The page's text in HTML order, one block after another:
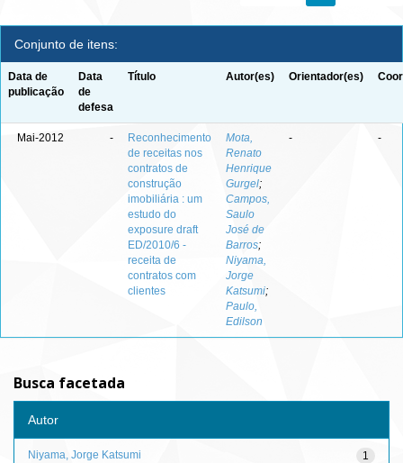
Conjunto de itens:
Data de
publicação
Data
de
defesa
Título Autor(es) Orientador(es)
Mai-2012 -
Reconhecimento
de receitas nos
contratos de
construção
imobiliária : um
estudo do
exposure draft
ED/2010/6 -
receita de
contratos com
clientes
Mota,
Renato
Henrique
Gurgel;
Campos,
Saulo
José de
Barros;
Niyama,
Jorge
Katsumi;
Paulo,
Edilson
- -
Busca facetada
Autor
1
Niyama, Jorge Katsumi